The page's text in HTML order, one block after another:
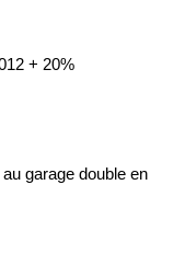
+ 20%
garage double en